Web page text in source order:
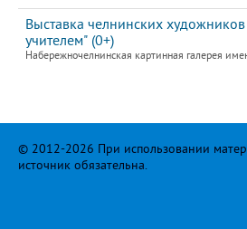
Выставка челнинских
учителем" (0+)
Набережночелнинская картинная галерея
© 2012-2026 При использовании
источник обязательна.